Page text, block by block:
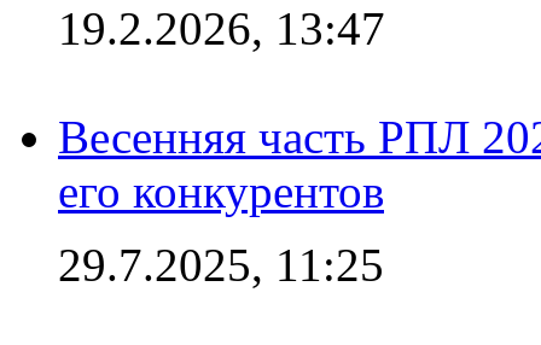
19.2.2026, 13:47
Весенняя часть РПЛ
его конкурентов
29.7.2025, 11:25